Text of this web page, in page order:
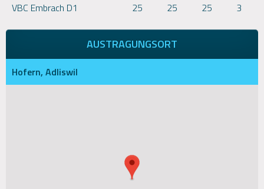
VBC Embrach D1
25 25 25 3
AUSTRAGUNGSORT
Hofern, Adliswil